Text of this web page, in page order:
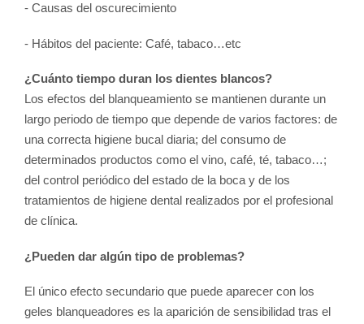
- Causas del oscurecimiento
- Hábitos del paciente: Café, tabaco…etc
¿Cuánto tiempo duran los dientes blancos?
Los efectos del blanqueamiento se mantienen durante un
largo periodo de tiempo que depende de varios factores: de
una correcta higiene bucal diaria; del consumo de
determinados productos como el vino, café, té, tabaco…;
del control periódico del estado de la boca y de los
tratamientos de higiene dental realizados por el profesional
de clínica.
¿Pueden dar algún tipo de problemas?
El único efecto secundario que puede aparecer con los
geles blanqueadores es la aparición de sensibilidad tras el